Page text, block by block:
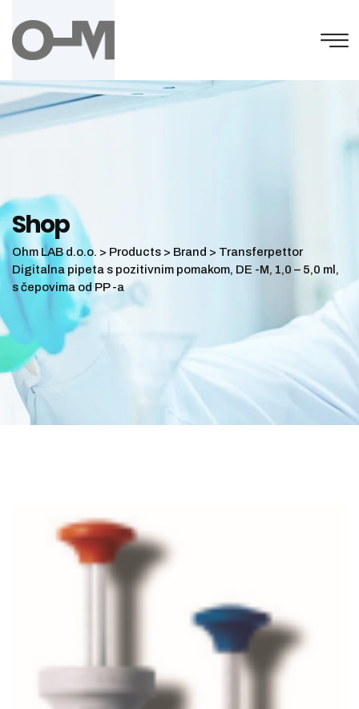
content
Shop
Ohm LAB d.o.o. > Products > Brand > Transferpettor
Digitalna pipeta s pozitivnim pomakom, DE -M, 1,0 – 5,0 ml,
s čepovima od PP -a